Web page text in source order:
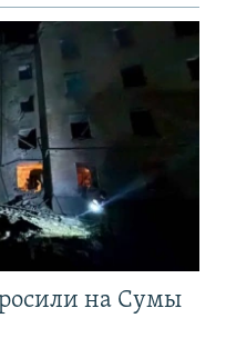
на Сумы